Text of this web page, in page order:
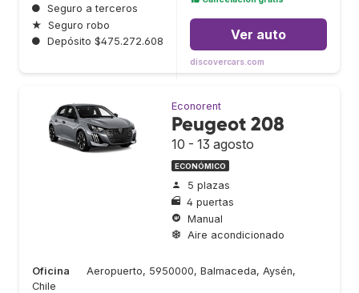
● Seguro a terceros
★ Seguro robo
● Depósito $475.272.608 Ver auto
discovercars.com
Econorent
Peugeot 208
10 - 13 agosto
ECONÓMICO
5 plazas
4 puertas
Manual
Aire acondicionado
Oficina
Aeropuerto, 5950000, Balmaceda, Aysén,
Chile